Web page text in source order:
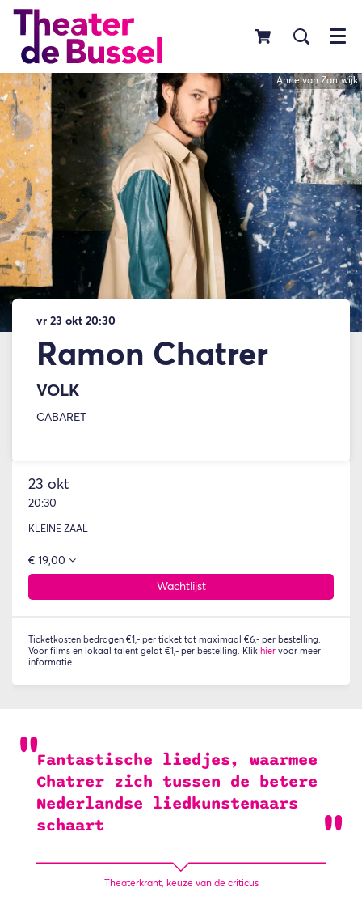
Menu
Anne van Zantwijk
Ramon Chatrer
VOLK
vr 23 okt 20:30
CABARET
23 okt
20:30
KLEINE ZAAL
€ 19,00
Wachtlijst
Ticketkosten bedragen €1,- per ticket tot maximaal €6,- per bestelling.
Voor films en lokaal talent geldt €1,- per bestelling. Klik hier voor meer
informatie
Fantastische liedjes, waarmee
Chatrer zich tussen de betere
Nederlandse liedkunstenaars
schaart
Theaterkrant, keuze van de criticus